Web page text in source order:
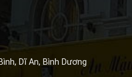
Dĩ An, Bình Dương